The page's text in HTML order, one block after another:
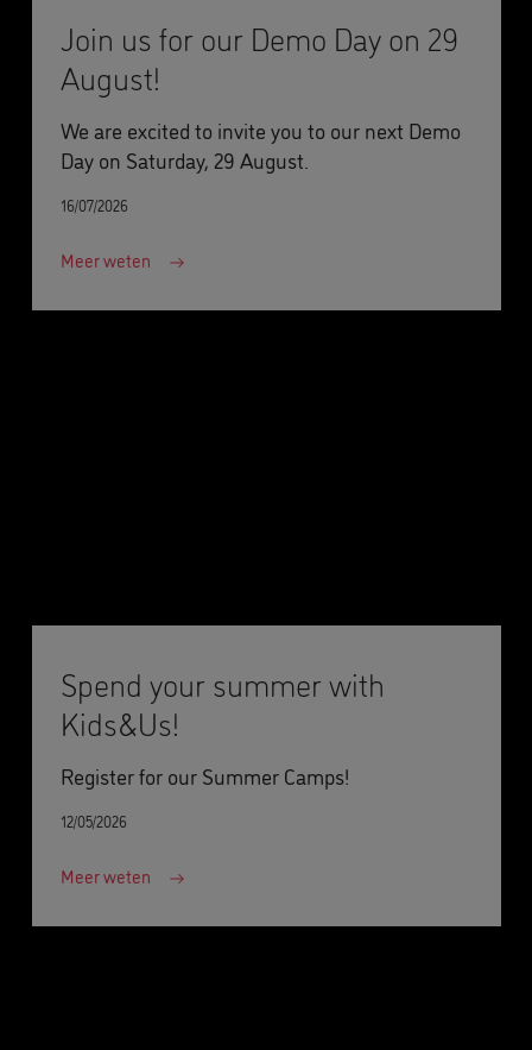
Join us for our Demo Day on 29
August!
We are excited to invite you to our next Demo
Day on Saturday, 29 August.
16/07/2026
Meer weten
Spend your summer with
Kids&Us!
Register for our Summer Camps!
12/05/2026
Meer weten